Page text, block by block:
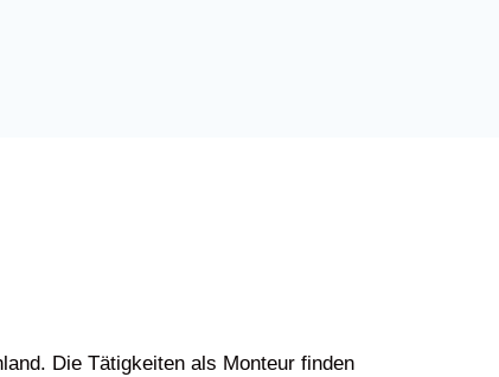
Die Tätigkeiten als Monteur finden